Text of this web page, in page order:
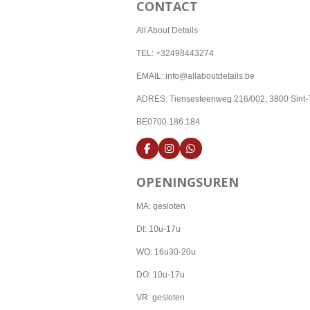
CONTACT
All About Details
TEL: +32498443274
EMAIL: info@allaboutdetails.be
ADRES: Tiensesteenweg 216/002, 3800 Sint-
BE0700.186.184
F
a
e
o
I
n
t
r
m
W
h
t
OPENINGSUREN
MA: gesloten
DI: 10u-17u
WO: 16u30-20u
DO: 10u-17u
VR: gesloten